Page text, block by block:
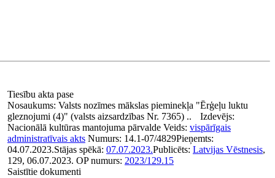
Tiesību akta pase
Nosaukums: Valsts nozīmes mākslas pieminekļa "Ērģeļu luktu
gleznojumi (4)" (valsts aizsardzības Nr. 7365) ..
Izdevējs:
Nacionālā kultūras mantojuma pārvalde Veids: vispārīgais
administratīvais akts Numurs: 14.1-07/4829Pieņemts:
04.07.2023.Stājas spēkā: 07.07.2023.Publicēts: Latvijas Vēstnesis,
129, 06.07.2023. OP numurs: 2023/129.15
Saistītie dokumenti